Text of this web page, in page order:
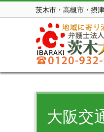
茨木市・高槻市・摂
大阪交